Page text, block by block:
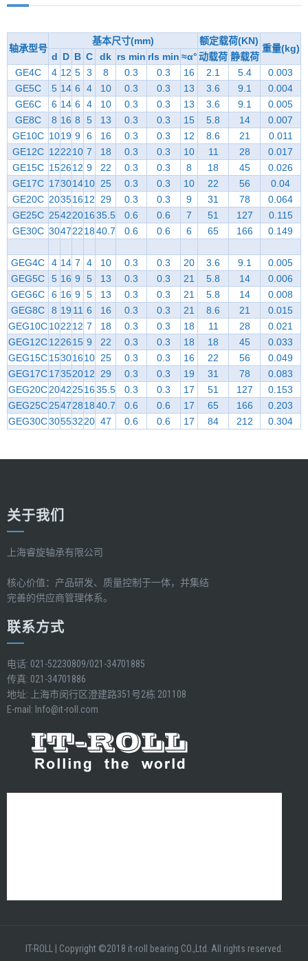
轴承型号
基本尺寸(mm) 额定载荷(KN)
重量(kg)
d D B C dk rs min rls min ≈α°动载荷 静载荷
GE4C
4 12 5 3 8 0.3 0.3 16 2.1 5.4
0.003
GE5C
5 14 6 4 10 0.3 0.3 13 3.6 9.1
0.004
GE6C
6 14 6 4 10 0.3 0.3 13 3.6 9.1
0.005
GE8C
8 16 8 5 13 0.3 0.3 15 5.8 14
0.007
GE10C 1019 9 6 16 0.3 0.3 12 8.6 21
0.011
GE12C 122210 7 18 0.3 0.3 10 11 28
0.017
GE15C 152612 9 22 0.3 0.3 8 18 45
0.026
GE17C 17301410 25 0.3 0.3 10 22 56
0.04
GE20C 20351612 29 0.3 0.3 9 31 78
0.064
GE25C 2542201635.5 0.6 0.6 7 51 127
0.115
GE30C 3047221840.7 0.6 0.6 6 65 166 0.149
GEG4C 4 14 7 4 10 0.3 0.3 20 3.6 9.1
0.005
GEG5C
5 16 9 5 13 0.3 0.3 21 5.8 14
0.006
GEG6C
6 16 9 5 13 0.3 0.3 21 5.8 14
0.008
GEG8C
8 19 11 6 16 0.3 0.3 21 8.6 21
0.015
GEG10C102212 7 18 0.3 0.3 18 11 28
0.021
GEG12C122615 9 22 0.3 0.3 18 18 45
0.033
GEG15C15301610 25 0.3 0.3 16 22 56
0.049
GEG17C17352012 29 0.3 0.3 19 31 78
0.083
GEG20C2042251635.5 0.3 0.3 17 51 127
0.153
GEG25C2547281840.7 0.6 0.6 17 65 166
0.203
GEG30C30553220 47 0.6 0.6 17 84 212 0.304
关于我们
上海睿旋轴承有限公司
核心价值：产品研发、质量控制于一体，并集结
完善的供应商管理体系。
联系方式
电话: 021-52230809/021-34701885
传真: 021-34701886
地址: 上海市闵行区澄建路351号2栋 201108
E-mail: Info@it-roll.com
IT-ROLL | Copyright ©2018 it-roll bearing CO.,Ltd. All rights reserved.